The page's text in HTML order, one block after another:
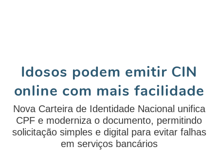
Idosos podem emitir CIN
online com mais facilidade
Nova Carteira de Identidade Nacional unifica
CPF e moderniza o documento, permitindo
solicitação simples e digital para evitar falhas
em serviços bancários